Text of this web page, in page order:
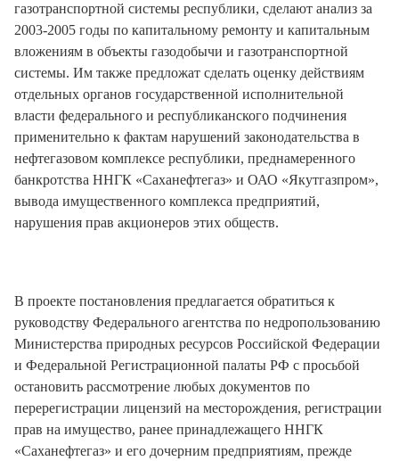
газотранспортной системы республики, сделают анализ за
2003-2005 годы по капитальному ремонту и капитальным
вложениям в объекты газодобычи и газотранспортной
системы. Им также предложат сделать оценку действиям
отдельных органов государственной исполнительной
власти федерального и республиканского подчинения
применительно к фактам нарушений законодательства в
нефтегазовом комплексе республики, преднамеренного
банкротства ННГК «Саханефтегаз» и ОАО «Якутгазпром»,
вывода имущественного комплекса предприятий,
нарушения прав акционеров этих обществ.
В проекте постановления предлагается обратиться к
руководству Федерального агентства по недропользованию
Министерства природных ресурсов Российской Федерации
и Федеральной Регистрационной палаты РФ с просьбой
остановить рассмотрение любых документов по
перерегистрации лицензий на месторождения, регистрации
прав на имущество, ранее принадлежащего ННГК
«Саханефтегаз» и его дочерним предприятиям, прежде